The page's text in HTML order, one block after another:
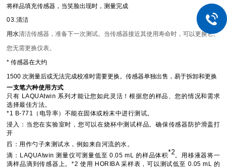
将样品填充传感器，当笑脸出现时，测量完成
03.清洁
用水清洁传感器，准备下一次测试。当传感器接近其使用寿命时，可以更换它;*
您无需更换仪表。
* 传感器在大约
1500 次测量后或无法完成校准时需要更换。传感器单独出售，易于拆卸和更换
一支笔六种使用方式
只有 LAQUAtwin 系列才能让您如此灵活！根据您的样品、您的情况和需求
选择最佳方法。
*1 B-771（电导率）不能在固体或粉末中进行测试。
浸入：当您在实验室时，您可以在烧杯中测试样品。确保传感器防护滑盖打
开
舀：用作勺子来测试水，例如来自河流的水。
滴： LAQUAtwin 测量仪可测量低至 0.05 mL 的样品体积*2。用移液器将一
滴样品滴到传感器上。*2 使用 HORIBA 采样表，可以测试低至 0.05 mL 的